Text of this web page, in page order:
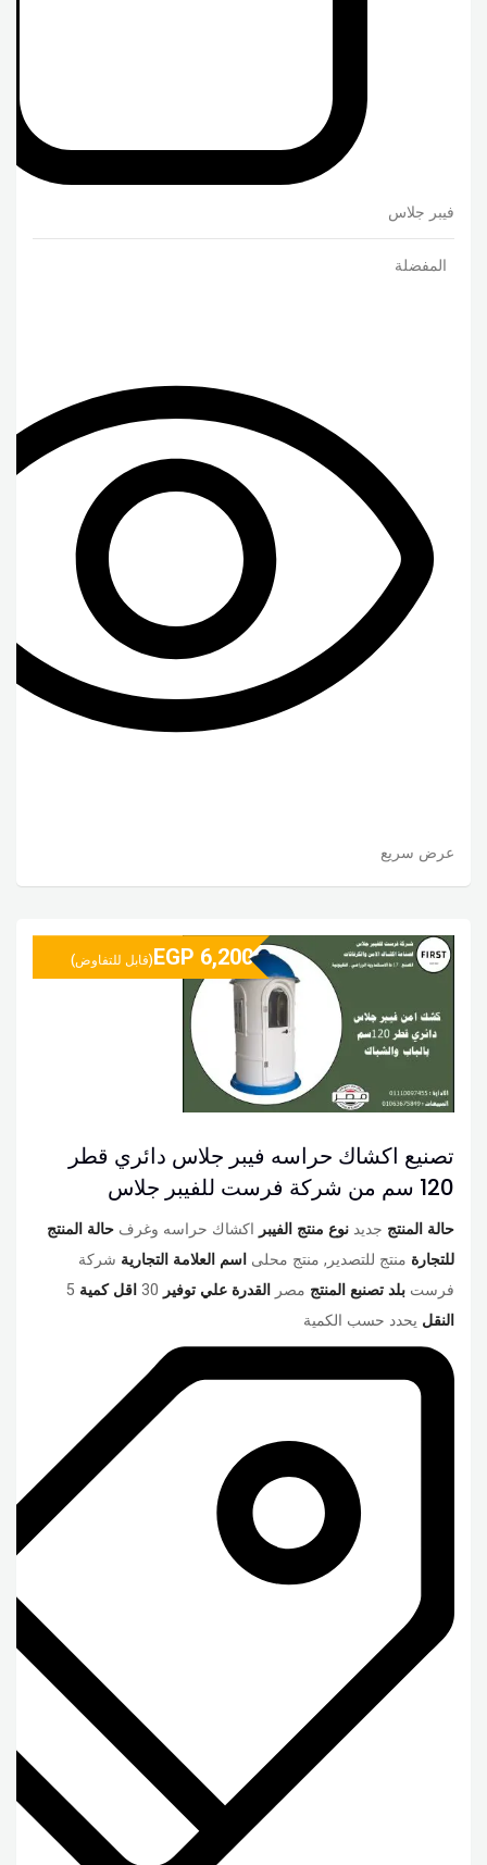
فيبر جلاس
المفضلة
عرض سريع
تصنيع اكشاك حراسه فيبر جلاس دائري قطر
120 سم من شركة فرست للفيبر جلاس
حالة المنتج جديد نوع منتج الفيبر اكشاك حراسه وغرف حالة المنتج
للتجارة منتج للتصدير, منتج محلى اسم العلامة التجارية شركة
فرست بلد تصنبع المنتج مصر القدرة علي توفير 30 اقل كمية 5
النقل يحدد حسب الكمية
EGP 6,200 (قابل للتفاوض)